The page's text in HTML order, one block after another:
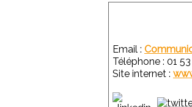
Email :
Téléphone : 01
Site internet :